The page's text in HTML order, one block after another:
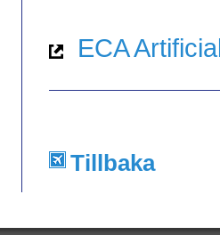
ECA
Tillbaka